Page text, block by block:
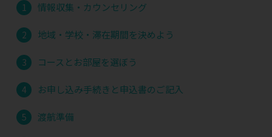
1 情報収集・カウンセリング
2 地域・学校・滞在期間を決めよう
3 コースとお部屋を選ぼう
4 お申し込み手続きと申込書のご記入
5 渡航準備